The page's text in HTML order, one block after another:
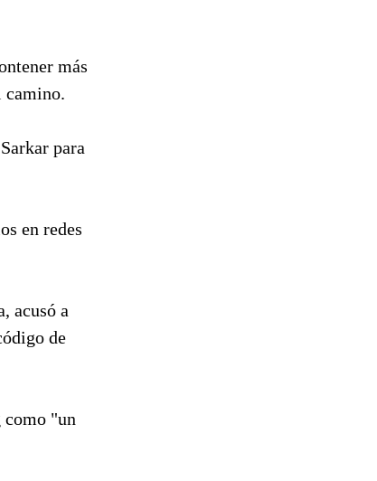
más
camino.
para
en redes
acusó a
de
como "un